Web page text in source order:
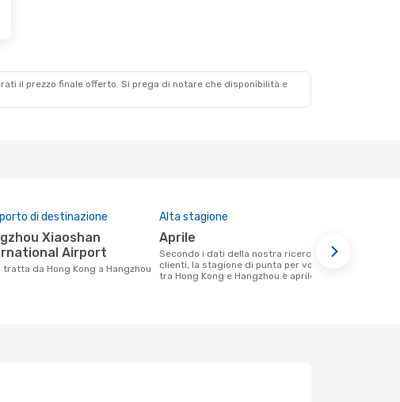
il ​​prezzo finale offerto. Si prega di notare che disponibilità e
di destinazione
Airport
tratta da Hong Kong a Hangzhou
Alta stagione
aprile
Secondo i dati della nostra ricerca
clienti, la stagione di punta per volare
tra Hong Kong e Hangzhou è aprile .